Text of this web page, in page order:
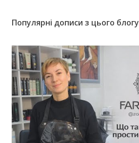
Популярні дописи з цього блогу